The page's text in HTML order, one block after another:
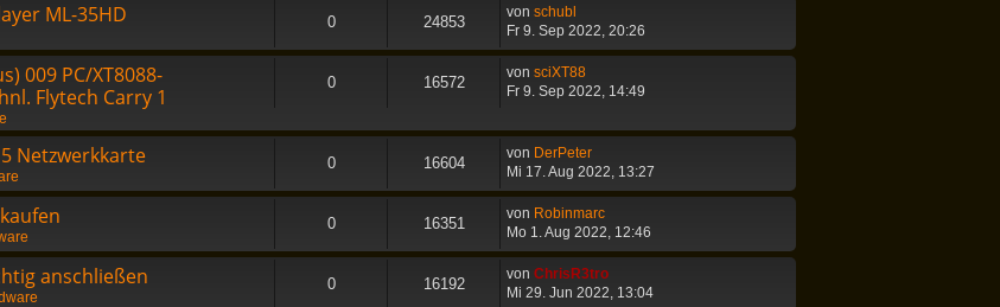
ML-35HD 0 24853
von schubl
Fr 9. Sep 2022, 20:26
009 PC/XT8088-
Flytech Carry 1
0 16572
von sciXT88
Fr 9. Sep 2022, 14:49
Netzwerkkarte 0 16604
von DerPeter
Mi 17. Aug 2022, 13:27
0 16351
von Robinmarc
Mo 1. Aug 2022, 12:46
anschließen 0 16192
von ChrisR3tro
Mi 29. Jun 2022, 13:04